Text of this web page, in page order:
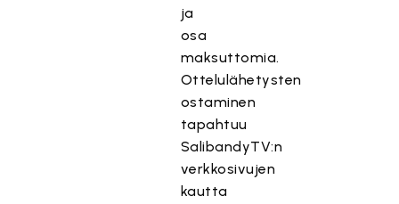
ja
osa
maksuttomia.
Ottelulähetysten
ostaminen
tapahtuu
SalibandyTV:n
verkkosivujen
kautta